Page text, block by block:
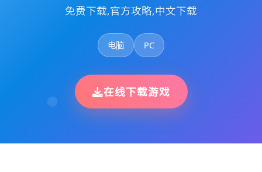
免费下载,官方攻略,中文下载
电脑 PC
在线下载游戏